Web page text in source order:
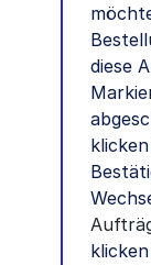
diese